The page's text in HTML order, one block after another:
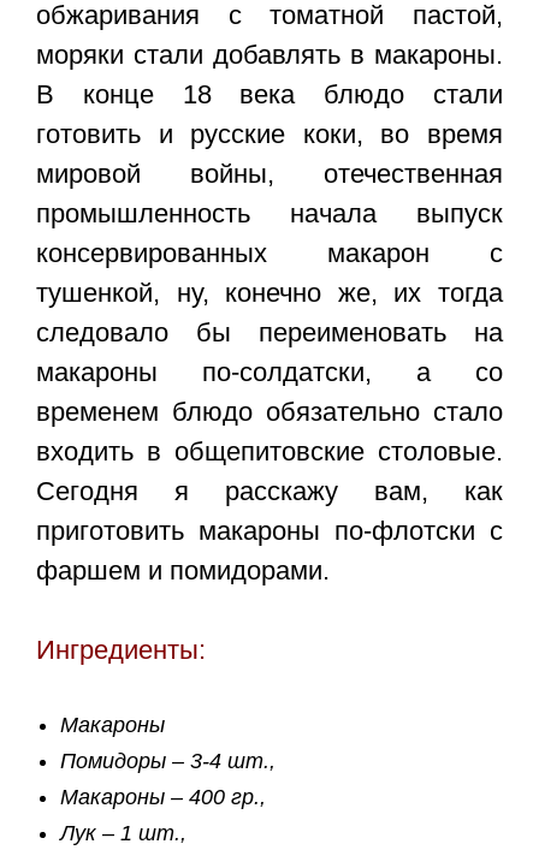
обжаривания с томатной пастой,
моряки стали добавлять в макароны.
В конце 18 века блюдо стали
готовить и русские коки, во время
мировой войны, отечественная
промышленность начала выпуск
консервированных макарон с
тушенкой, ну, конечно же, их тогда
следовало бы переименовать на
макароны по-солдатски, а со
временем блюдо обязательно стало
входить в общепитовские столовые.
Сегодня я расскажу вам, как
приготовить макароны по-флотски с
фаршем и помидорами.
Ингредиенты:
Макароны
Помидоры – 3-4 шт.,
Макароны – 400 гр.,
Лук – 1 шт.,